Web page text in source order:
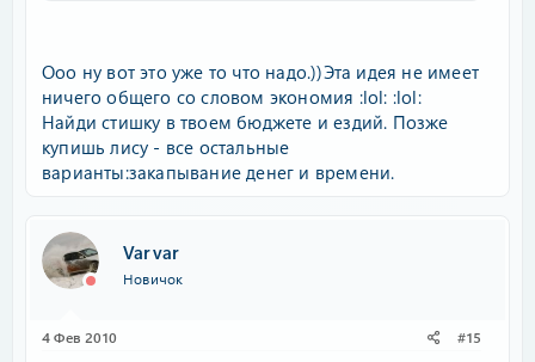
Ооо ну вот это уже то что надо.))Эта идея не имеет
ничего общего со словом экономия :lol: :lol:
Найди стишку в твоем бюджете и ездий. Позже
купишь лису - все остальные
варианты:закапывание денег и времени.
Varvar
Новичок
4 Фев 2010 #15